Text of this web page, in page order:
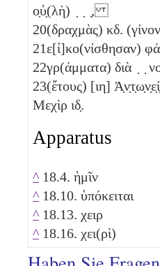
ο̣ὐ̣(λὴ) ̣ ̣ ̣,
20(δραχμὰς) κδ.
21ε[ἰ]κο(νίσθησαν)
22γρ(άμματα) διὰ
23(ἔτους) [ιη]
Μεχὶρ ιδ̣.
Apparatus
^ 18.4. ἡμῖν
^ 18.10. ὑπόκειται
^ 18.13. χειρ
^ 18.16. χει(ρὶ)